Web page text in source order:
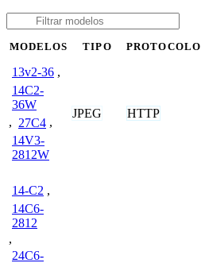
MODELOS TIPO PROTOCOLO
13v2-36 ,
14C2-
36W
, 27C4 ,
14V3-
2812W
JPEG HTTP
14-C2 ,
14C6-
2812
,
24C6-